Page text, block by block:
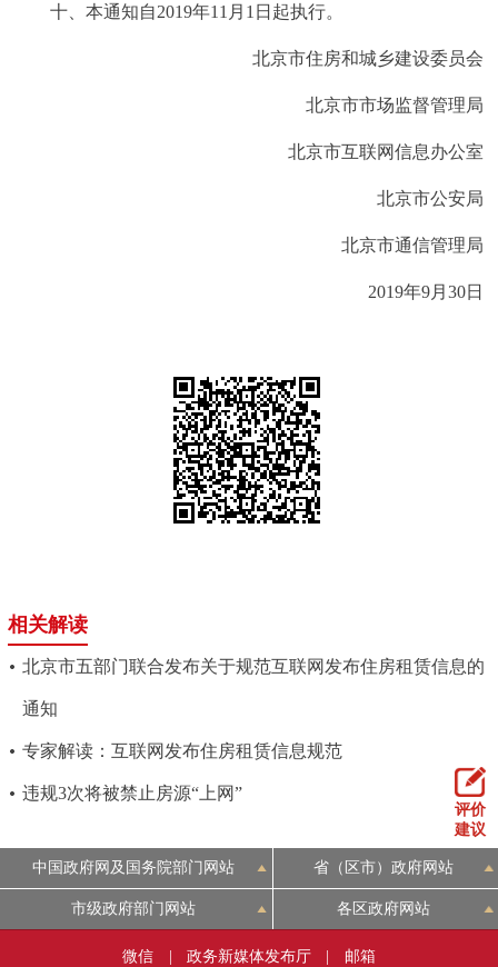
十、本通知自2019年11月1日起执行。
北京市住房和城乡建设委员会
北京市市场监督管理局
北京市互联网信息办公室
北京市公安局
北京市通信管理局
2019年9月30日
相关解读
北京市五部门联合发布关于规范互联网发布住房租赁信息的
通知
专家解读：互联网发布住房租赁信息规范
违规3次将被禁止房源“上网”
评价
建议
中国政府网及国务院部门网站 省（区市）政府网站
市级政府部门网站 各区政府网站
微信 政务新媒体发布厅 邮箱